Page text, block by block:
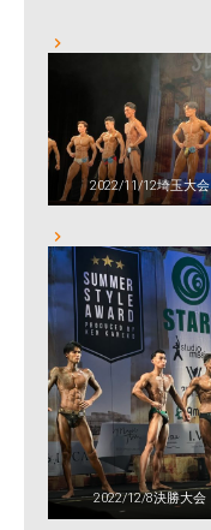
2022/11/12埼玉大会
2022/12/8決勝大会